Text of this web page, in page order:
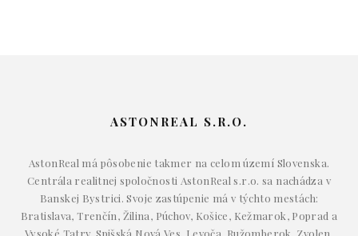
ASTONREAL S.R.O.
AstonReal má pôsobenie takmer na celom území Slovenska.
Centrála realitnej spoločnosti AstonReal s.r.o. sa nachádza v
Banskej Bystrici. Svoje zastúpenie má v týchto mestách:
Bratislava, Trenčín, Žilina, Púchov, Košice, Kežmarok, Poprad a
Vysoké Tatry, Spišská Nová Ves, Levoča, Ružomberok, Zvolen,